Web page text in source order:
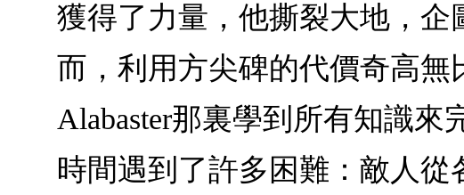
獲得了力量，他撕裂大地，
而，利用方尖碑的代價奇高無
Alabaster那裏學到所有知識
時間遇到了許多困難：敵人從